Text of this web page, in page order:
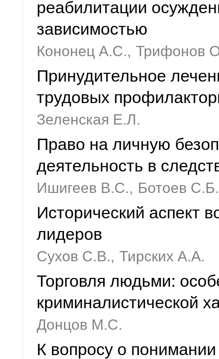
реабилитации
зависимостью
Кононец А.С., Трифонов
Принудительное
трудовых
Зеленская Е.Л.
Право на личную
деятельность в
Ишигеев В.С., Ботоев С.Б.
Исторический аспект
лидеров
Сухов С.В., Тирских А.А.
Торговля людьми:
криминалистической
Донцов М.С.
К вопросу о